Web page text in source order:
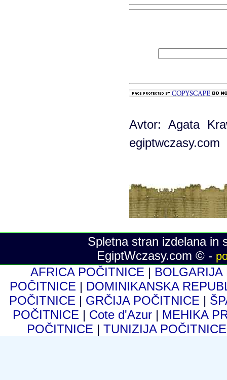
Avtor: Agata
egiptwczasy.com
Spletna stran izdelana in
EgiptWczasy.com © -
AFRICA POČITNICE |
POČITNICE | DOMINIKANSKA
POČITNICE | GRČIJA POČITNICE |
POČITNICE | Cote d'Azur | MEHIKA
POČITNICE |TUNIZIJA